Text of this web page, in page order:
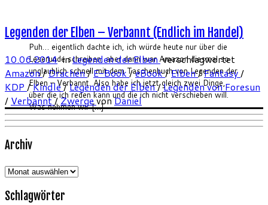
Puh… eigentlich dachte ich, ich würde heute nur über die
Leserunde schreiben, aber dann war Amazon diesmal so
unglaublich schnell mit dem Taschenbuch von Legenden der
Elben – Verbannt. Also habe ich jetzt gleich zwei Dinge,
über die ich reden kann und die ich nicht verschieben will.
Was nehmen wir […]
Legenden der Elben – Verbannt (Endlich im Handel)
10.06.2014inLegenden der Elbenverschlagwortet
Amazon/Drachen/E-Book/eBook/Elben/Fantasy /
KDP /Kindle/Legenden der Elben/Legenden von Foresun
/ Verbannt/ZwergevonDaniel
Archiv
Archiv
Schlagwörter